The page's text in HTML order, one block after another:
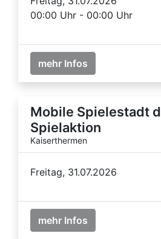
00:00 Uhr - 00:00 Uhr
mehr Infos
Mobile Spielestadt
Spielaktion
Kaiserthermen
Freitag, 31.07.2026
mehr Infos